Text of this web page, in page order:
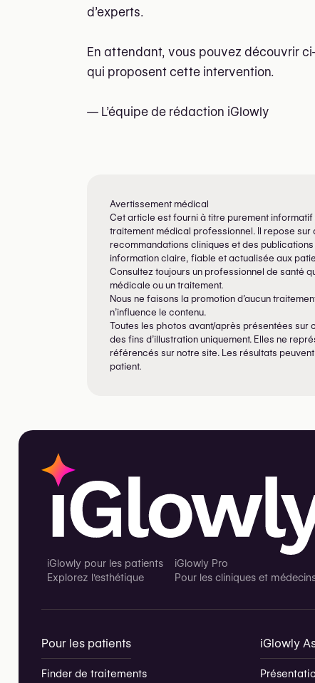
d’experts.
En attendant, vous pouvez découvrir
qui proposent cette intervention.
— L’équipe de rédaction iGlowly
Avertissement médical
Cet article est fourni à titre purement
traitement médical professionnel. Il repose
recommandations cliniques et des
information claire, fiable et actualisée aux
Consultez toujours un professionnel de santé
médicale ou un traitement.
Nous ne faisons la promotion d’aucun
n’influence le contenu.
Toutes les photos avant/après présentées
des fins d’illustration uniquement. Elles ne
référencés sur notre site. Les résultats
patient.
iGlowly pour les patients
Explorez l'esthétique
iGlowly Pro
Pour les cliniques et
Pour les patients
Finder de traitements
iGlowly